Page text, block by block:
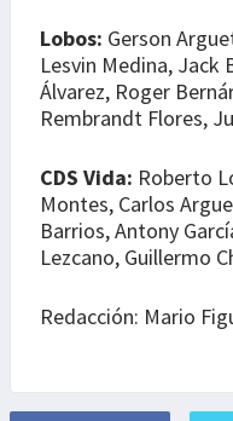
Lobos: Gerson
Lesvin Medina, Jack
Álvarez, Roger
Rembrandt Flores,
CDS Vida: Roberto
Montes, Carlos
Barrios, Antony
Lezcano, Guillermo
Redacción: Mario